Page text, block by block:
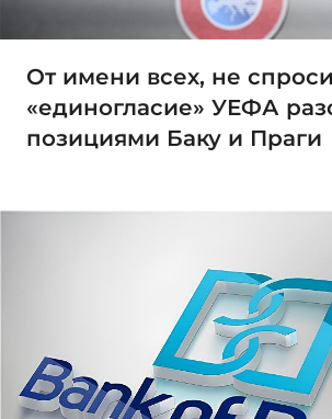
От имени всех, не
«единогласие» УЕФА
позициями Баку и Праги